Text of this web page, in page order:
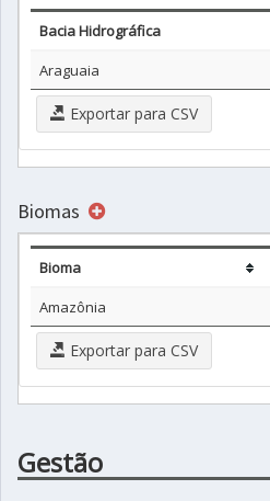
Bacia Hidrográfica
Araguaia
Exportar para CSV
Biomas
Bioma
Amazônia
Exportar para CSV
Gestão